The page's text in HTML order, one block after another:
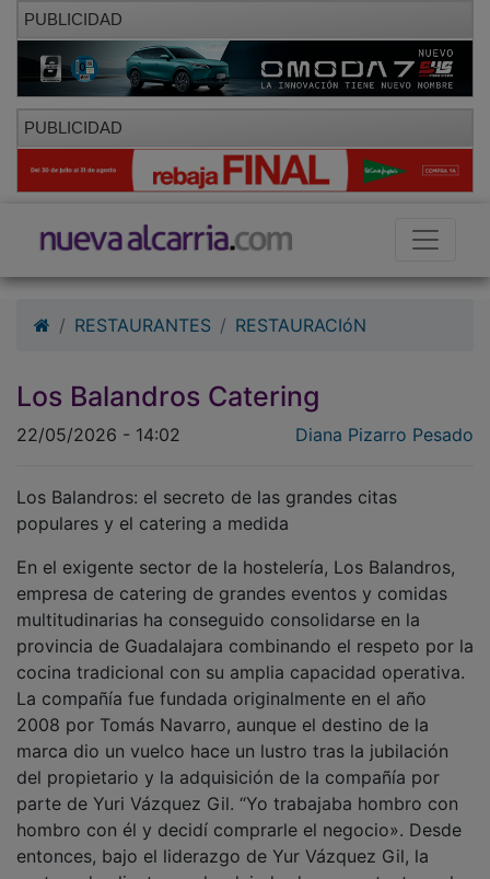
PUBLICIDAD
PUBLICIDAD
Los Balandros Catering
Diana Pizarro Pesado
populares y el catering a medida
empresa de catering de grandes eventos y comidas
multitudinarias ha conseguido consolidarse en la
provincia de Guadalajara combinando el respeto por la
cocina tradicional con su amplia capacidad operativa.
La compañía fue fundada originalmente en el año
2008 por Tomás Navarro, aunque el destino de la
marca dio un vuelco hace un lustro tras la jubilación
del propietario y la adquisición de la compañía por
parte de Yuri Vázquez Gil. “Yo trabajaba hombro con
hombro con él y decidí comprarle el negocio». Desde
entonces, bajo el liderazgo de Yur Vázquez Gil, la
cartera de clientes no ha dejado de crecer tanto en la